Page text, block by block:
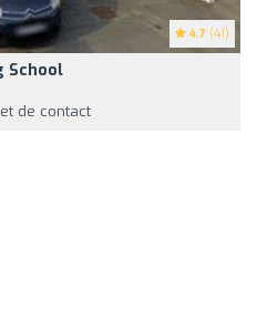
4.7 (41)
School
de contact